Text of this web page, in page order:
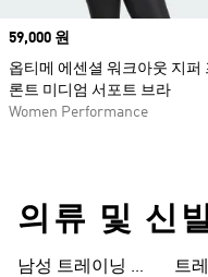
Price
59,000 원
옵티메 에센셜 워크아웃 지퍼
론트 미디엄 서포트 브라
Women Performance
의류 및 신
남성 트레이닝 신
트